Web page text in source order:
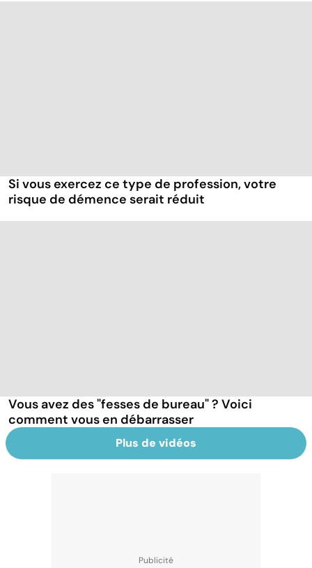
Si vous exercez ce type de profession, votre
risque de démence serait réduit
Vous avez des "fesses de bureau" ? Voici
comment vous en débarrasser
Plus de vidéos